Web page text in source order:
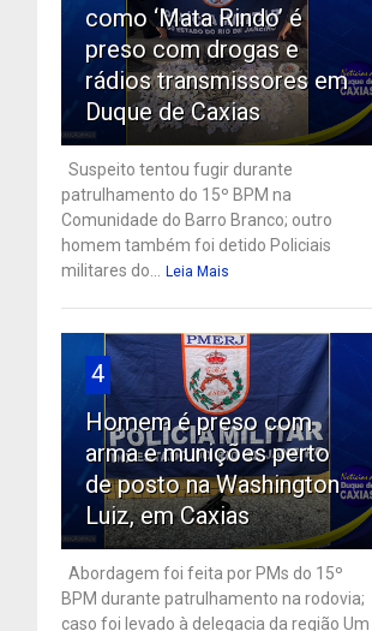
como ‘Mata Rindo’ é
preso com drogas e
rádios transmissores em
Duque de Caxias
Suspeito tentou fugir durante
patrulhamento do 15º BPM na
Comunidade do Barro Branco; outro
homem também foi detido Policiais
militares do...
Leia Mais
4
Homem é preso com
arma e munições perto
de posto na Washington
Luiz, em Caxias
Abordagem foi feita por PMs do 15º
BPM durante patrulhamento na rodovia;
caso foi levado à delegacia da região Um